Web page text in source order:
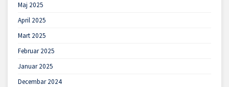
Maj 2025
April 2025
Mart 2025
Februar 2025
Januar 2025
Decembar 2024